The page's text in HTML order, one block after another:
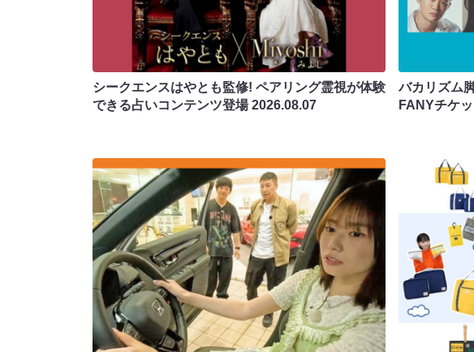
シークエンスはやとも監修! ペアリング霊視が体験
できる占いコンテンツ登場2026.08.07
バカリズム
FANYチケ